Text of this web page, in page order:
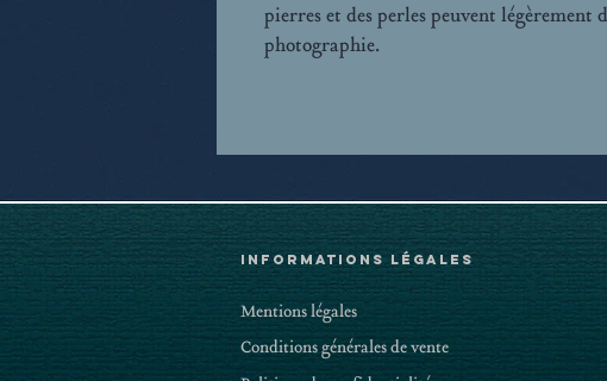
pierres et des perles peuvent légèrement
photographie.
Informations légales
Mentions légales
Conditions générales de vente